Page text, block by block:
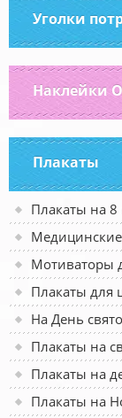
Уголки
Наклейки
Плакаты
Плакаты на 8
Мотиваторы
Плакаты для
На День
Плакаты на
Плакаты на
Плакаты на